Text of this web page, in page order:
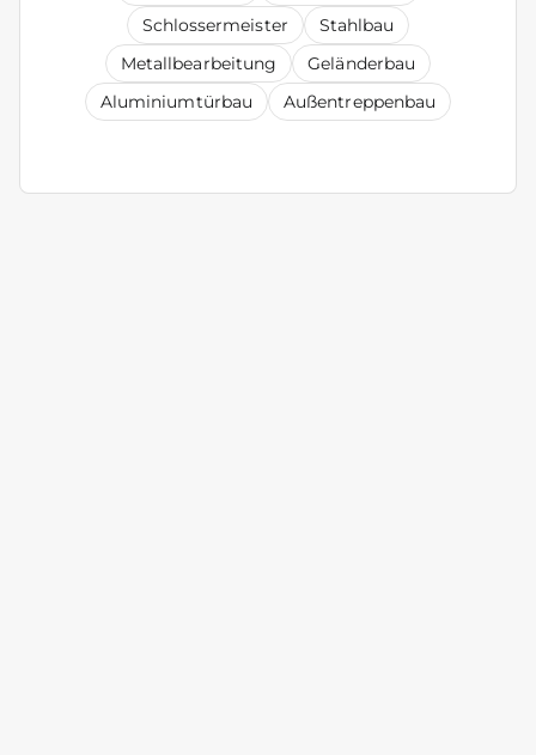
Schlossermeister
Stahlbau
Metallbearbeitung
Geländerbau
Aluminiumtürbau
Außentreppenbau